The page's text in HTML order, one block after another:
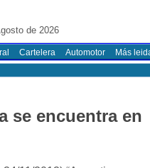
de 2026
Cartelera Automotor Más
se encuentra en